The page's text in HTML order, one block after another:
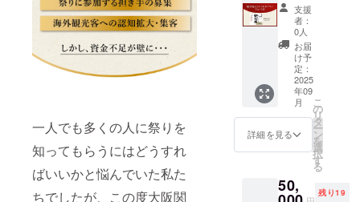
一人でも多くの人に祭りを
知ってもらうにはどうすれ
ばいいかと悩んでいた私た
ちでしたが、この度大阪関
木と呼
ばれて
いま
す。あ
ての木
の葉を
財布に
入れて
おくと
してい
ないお
来ると
れても
よい服
装、タ
オル、
雨具、
軍手、
長靴
（軍
手・長
ンタル
のご相
支援に
しいお
肉で
す。 ※
本取り
組みに
賛同い
ただい
たてら
おか畜
産より
お肉
しま
す。 ※
射日光
を避
け、涼
しい場
所で保
存下さ
い。 ※
実行委
員会委
員であ
る農事
生産し
た、令
米プラ
ン
（3kg*3
袋）》
【お米
の種
類】コ
シヒカ
リ 【原
産地】
石川県
【内容
量】3㎏
【賞味
期限】
支援
者：
0人
お届
け予
定：
2025
年09
月
詳細を見る
こ
の
リ
タ
ー
ン
を
選
択
す
る
50, 残り19